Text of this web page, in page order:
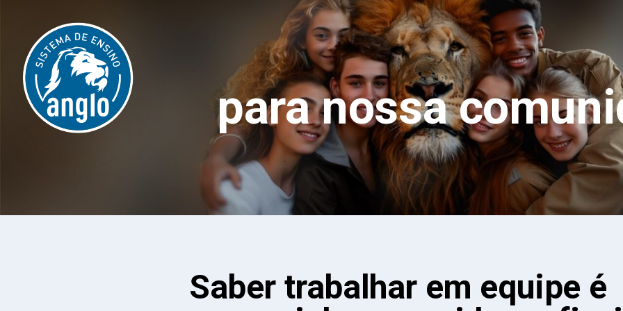
para nossa
Saber trabalhar em equipe é